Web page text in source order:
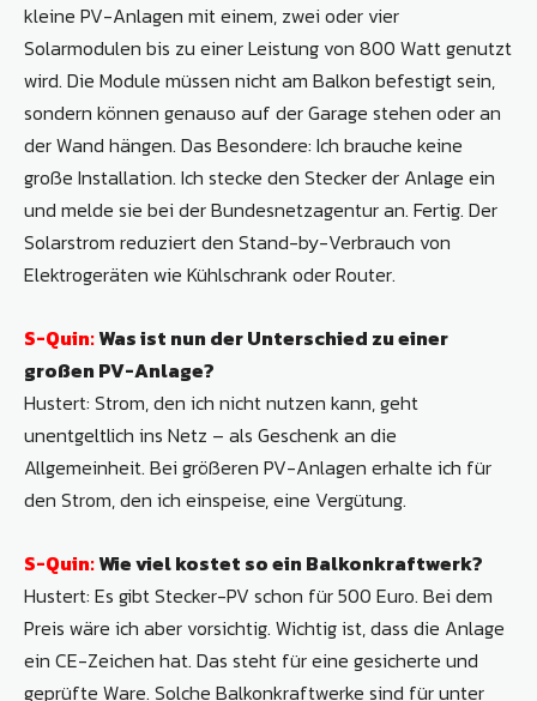
kleine PV-Anlagen mit einem, zwei oder vier
Solarmodulen bis zu einer Leistung von 800 Watt genutzt
wird. Die Module müssen nicht am Balkon befestigt sein,
sondern können genauso auf der Garage stehen oder an
der Wand hängen. Das Besondere: Ich brauche keine
große Installation. Ich stecke den Stecker der Anlage ein
und melde sie bei der Bundesnetzagentur an. Fertig. Der
Solarstrom reduziert den Stand-by-Verbrauch von
Elektrogeräten wie Kühlschrank oder Router.
S-Quin:Was ist nun der Unterschied zu einer
großen PV-Anlage?
Hustert: Strom, den ich nicht nutzen kann, geht
unentgeltlich ins Netz – als Geschenk an die
Allgemeinheit. Bei größeren PV-Anlagen erhalte ich für
den Strom, den ich einspeise, eine Vergütung.
S-Quin:Wie viel kostet so ein Balkonkraftwerk?
Hustert: Es gibt Stecker-PV schon für 500 Euro. Bei dem
Preis wäre ich aber vorsichtig. Wichtig ist, dass die Anlage
ein CE-Zeichen hat. Das steht für eine gesicherte und
geprüfte Ware. Solche Balkonkraftwerke sind für unter